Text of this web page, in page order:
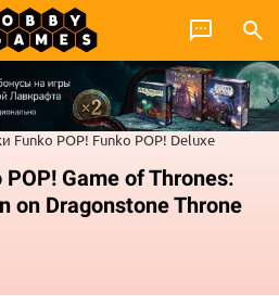
Funko POP! Funko POP! Deluxe
Game of Thrones:
on Dragonstone Throne